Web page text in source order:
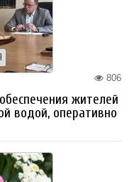
806
жителей
водой, оперативно